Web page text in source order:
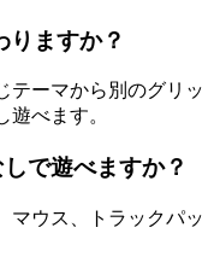
りますか？
テーマから別のグリッ
遊べます。
で遊べますか？
マウス、トラックパッ